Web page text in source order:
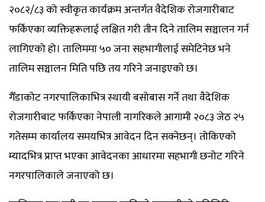
२०८२/८३ को स्वीकृत कार्यक्रम अन्तर्गत वैदेशिक रोजगारीबाट
फर्किएका व्यक्तिहरूलाई लक्षित गरी तीन दिने तालिम सञ्चालन गर्न
लागिएको हो। तालिममा ५० जना सहभागीलाई समेटिनेछ भने
तालिम सञ्चालन मिति पछि तय गरिने जनाइएको छ।
गैँडाकोट नगरपालिकाभित्र स्थायी बसोबास गर्ने तथा वैदेशिक
रोजगारीबाट फर्किएका नेपाली नागरिकले आगामी २०८३ जेठ २५
गतेसम्म कार्यालय समयभित्र आवेदन दिन सक्नेछन्। तोकिएको
म्यादभित्र प्राप्त भएका आवेदनका आधारमा सहभागी छनोट गरिने
नगरपालिकाले जनाएको छ।